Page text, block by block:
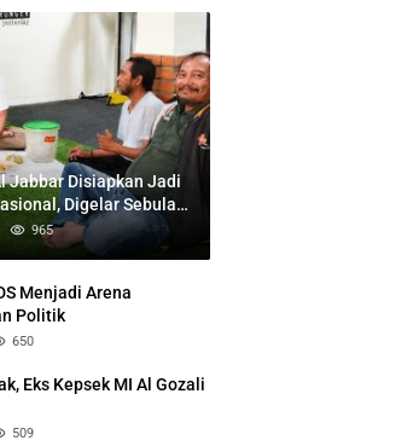
Jabbar Disiapkan Jadi
Digelar Sebulan
Masjid Raya Al
965
Menjadi Arena
Politik
650
Eks Kepsek MI Al Gozali
509